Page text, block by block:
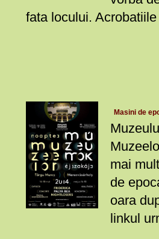
fata locului.
Masini de
mai
de
oara
linkul